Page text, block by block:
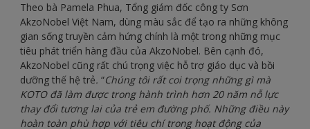
Theo bà Pamela Phua, Tổng giám đốc công ty Sơn
AkzoNobel Việt Nam, dùng màu sắc để tạo ra những không
gian sống truyền cảm hứng chính là một trong những mục
tiêu phát triển hàng đầu của AkzoNobel. Bên cạnh đó,
AkzoNobel cũng rất chú trọng việc hỗ trợ giáo dục và bồi
dưỡng thế hệ trẻ. “Chúng tôi rất coi trọng những gì mà
KOTO đã làm được trong hành trình hơn 20 năm nỗ lực
thay đổi tương lai của trẻ em đường phố. Những điều này
hoàn toàn phù hợp với tiêu chí trong hoạt động của